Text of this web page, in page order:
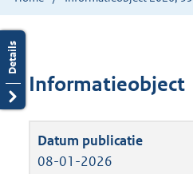
Informatieobject
08-01-2026